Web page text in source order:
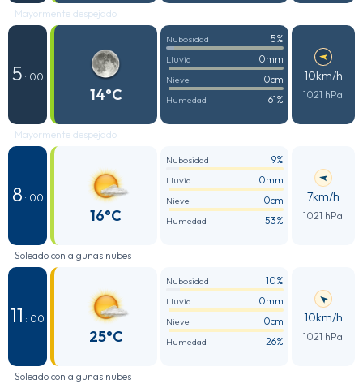
Mayormente despejado
5 : 00
14°C
Nubosidad 5%
Lluvia 0mm
Nieve 0cm
Humedad 61%
10km/h
1021 hPa
Mayormente despejado
8 : 00
16°C
Nubosidad 9%
Lluvia 0mm
Nieve 0cm
Humedad 53%
7km/h
1021 hPa
Soleado con algunas nubes
11 : 00
25°C
Nubosidad 10%
Lluvia 0mm
Nieve 0cm
Humedad 26%
10km/h
1021 hPa
Soleado con algunas nubes